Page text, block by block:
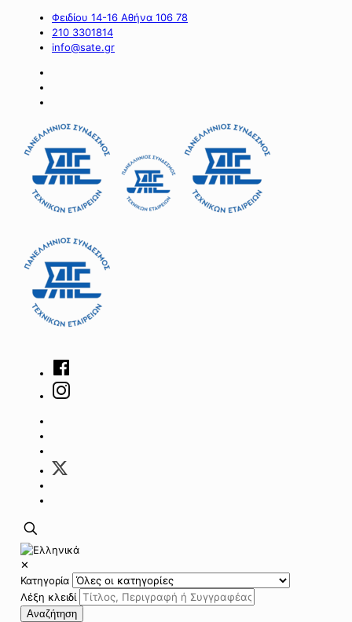
Φειδίου 14-16 Αθήνα 106 78
210 3301814
info@sate.gr
✕
Κατηγορία
Λέξη κλειδί
Αναζήτηση